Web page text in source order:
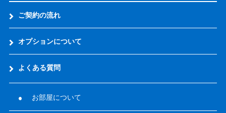
ご契約の流れ
オプションについて
よくある質問
お部屋について